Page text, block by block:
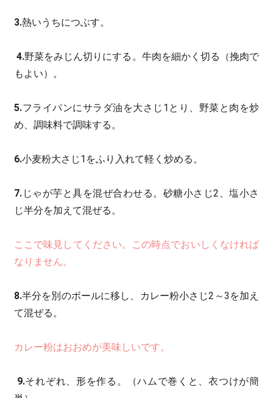
3.熱いうちにつぶす。
4.野菜をみじん切りにする。牛肉を細かく切る（挽肉で
もよい）。
5.フライパンにサラダ油を大さじ1とり、野菜と肉を炒
め、調味料で調味する。
6.小麦粉大さじ1をふり入れて軽く炒める。
7. じゃが芋と具を混ぜ合わせる。砂糖小さじ2、塩小さ
じ半分を加えて混ぜる。
ここで味見してください。この時点でおいしくなければ
なりません。
8.半分を別のボールに移し、カレー粉小さじ2～3を加え
て混ぜる。
カレー粉はおおめが美味しいです。
9.それぞれ、形を作る。（ハムで巻くと、衣つけが簡